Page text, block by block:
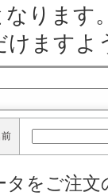
なります
けますよ
タをご注